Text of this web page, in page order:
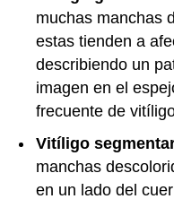
muchas manchas
estas tienden a
describiendo un
imagen en el
frecuente de
Vitíligo
manchas
en un lado del